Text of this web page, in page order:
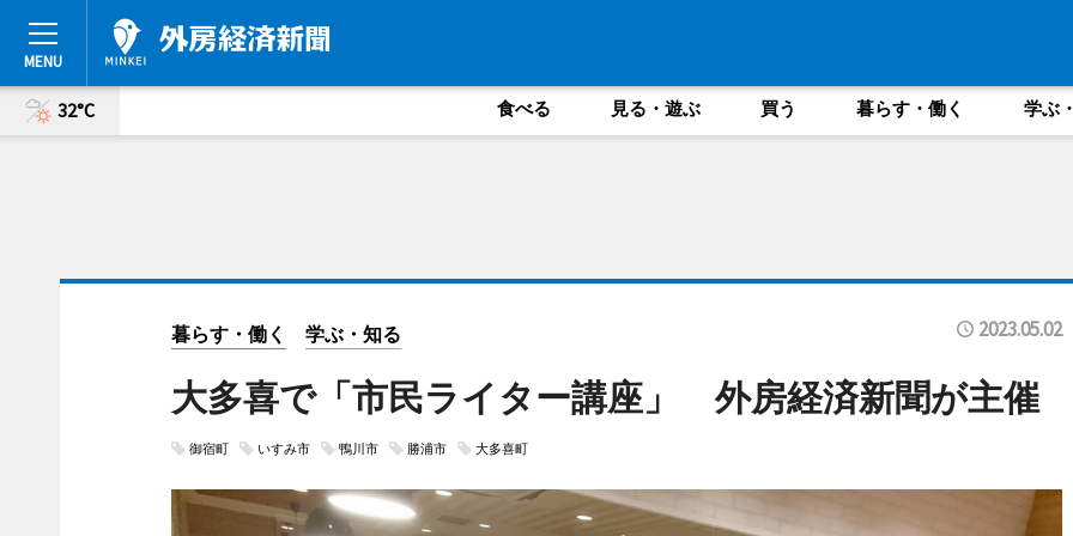
32°C 食べる 見る・遊ぶ 買う 暮らす・働く 学ぶ
暮らす・働く 学ぶ・知る 2023.05.02
大多喜で「市民ライター講座」 外房経済新聞が主催
御宿町 いすみ市 鴨川市 勝浦市 大多喜町